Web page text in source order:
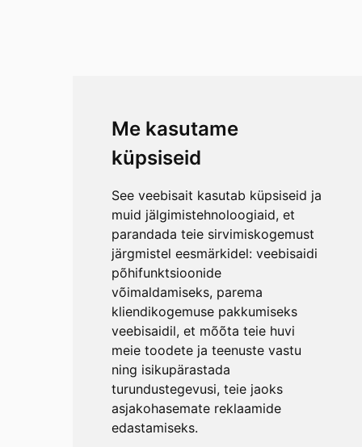
Me kasutame
küpsiseid
See veebisait kasutab küpsiseid ja
muid jälgimistehnoloogiaid, et
parandada teie sirvimiskogemust
järgmistel eesmärkidel: veebisaidi
põhifunktsioonide
võimaldamiseks, parema
kliendikogemuse pakkumiseks
veebisaidil, et mõõta teie huvi
meie toodete ja teenuste vastu
ning isikupärastada
turundustegevusi, teie jaoks
asjakohasemate reklaamide
edastamiseks.